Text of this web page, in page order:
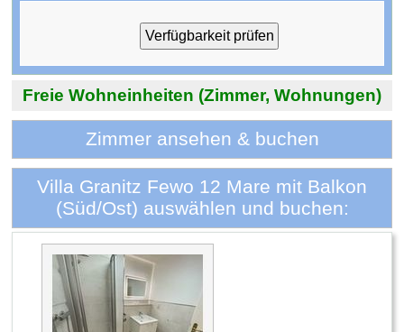
Freie Wohneinheiten (Zimmer, Wohnungen)
Zimmer ansehen & buchen
Villa Granitz Fewo 12 Mare mit Balkon
(Süd/Ost) auswählen und buchen: